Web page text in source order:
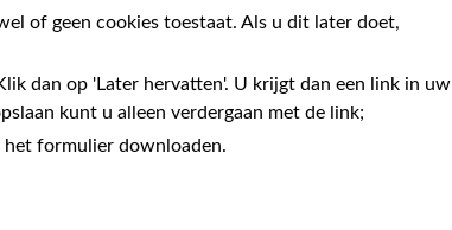
of geen cookies toestaat. Als u dit later doet,
dan op 'Later hervatten'. U krijgt dan een link in uw
kunt u alleen verdergaan met de link;
het formulier downloaden.